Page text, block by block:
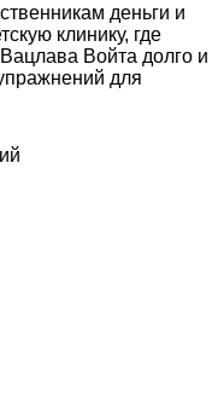
деньги и
клинику, где
Войта долго и
для